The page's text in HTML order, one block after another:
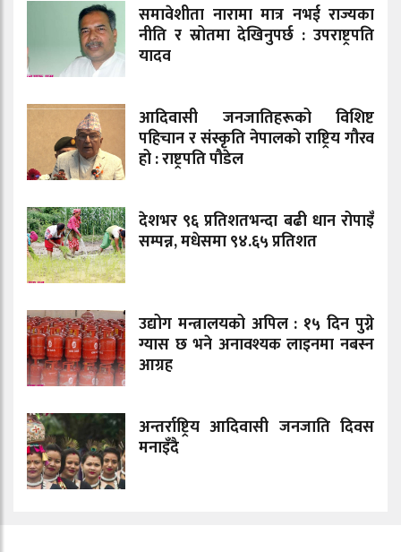
समावेशीता नारामा मात्र नभई राज्यका
नीति र स्रोतमा देखिनुपर्छ : उपराष्ट्रपति
यादव
आदिवासी जनजातिहरूको विशिष्ट
पहिचान र संस्कृति नेपालको राष्ट्रिय गौरव
हो : राष्ट्रपति पौडेल
देशभर ९६ प्रतिशतभन्दा बढी धान रोपाइँ
सम्पन्न, मधेसमा ९४.६५ प्रतिशत
उद्योग मन्त्रालयको अपिल : १५ दिन पुग्ने
ग्यास छ भने अनावश्यक लाइनमा नबस्न
आग्रह
अन्तर्राष्ट्रिय आदिवासी जनजाति दिवस
मनाइँदै